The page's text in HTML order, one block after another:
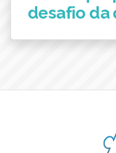
desafio da